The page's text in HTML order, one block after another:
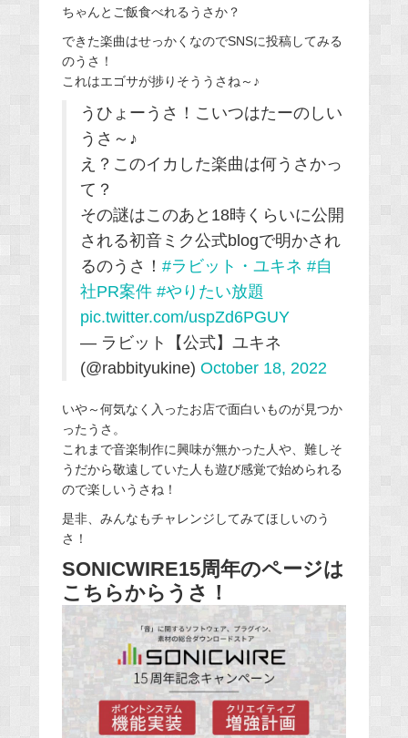
ちゃんとご飯食べれるうさか？
できた楽曲はせっかくなのでSNSに投稿してみる
のうさ！
これはエゴサが捗りそううさね～♪
うひょーうさ！こいつはたーのしい
うさ～♪
え？このイカした楽曲は何うさかっ
て？
その謎はこのあと18時くらいに公開
される初音ミク公式blogで明かされ
るのうさ！ #ラビット・ユキネ #自
社PR案件 #やりたい放題
pic.twitter.com/uspZd6PGUY
— ラビット【公式】ユキネ
(@rabbityukine) October 18, 2022
いや～何気なく入ったお店で面白いものが見つか
ったうさ。
これまで音楽制作に興味が無かった人や、難しそ
うだから敬遠していた人も遊び感覚で始められる
ので楽しいうさね！
是非、みんなもチャレンジしてみてほしいのう
さ！
SONICWIRE15周年のページは
こちらからうさ！